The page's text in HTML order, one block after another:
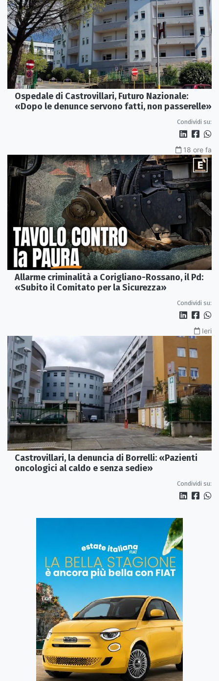
Ospedale di Castrovillari, Futuro Nazionale:
«Dopo le denunce servono fatti, non passerelle»
Condividi su:
18 ore fa
Allarme criminalità a Corigliano-Rossano, il Pd:
«Subito il Comitato per la Sicurezza»
Condividi su:
Ieri
Castrovillari, la denuncia di Borrelli: «Pazienti
oncologici al caldo e senza sedie»
Condividi su: